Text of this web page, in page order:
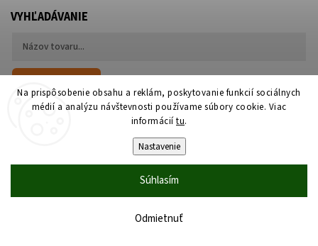
Na prispôsobenie obsahu a reklám, poskytovanie funkcií sociálnych
médií a analýzu návštevnosti používame súbory cookie. Viac
informáciítu.
Nastavenie
Odmietnuť
Súhlasím
VYHĽADÁVANIE
Termatech.sk. Všetky práva vyhradené.
Upraviť nastavenie cookies
Shoptet| Design